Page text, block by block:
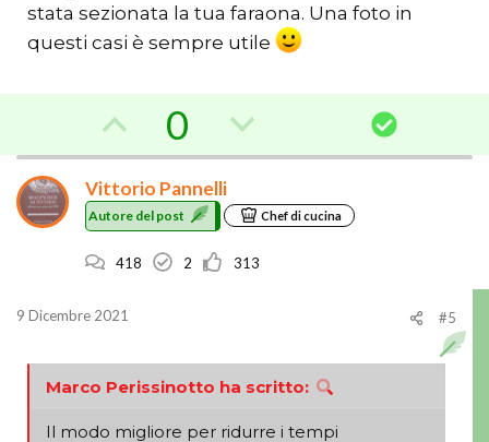
stata sezionata la tua faraona. Una foto in
questi casi è sempre utile
o
t
a
a
a
v
0
o
t
a
n
t
S
o
Vittorio Pannelli
Autore del post Chef di cucina
418 2 313
9 Dicembre 2021 #5
Marco Perissinotto ha scritto:
Il modo migliore per ridurre i tempi